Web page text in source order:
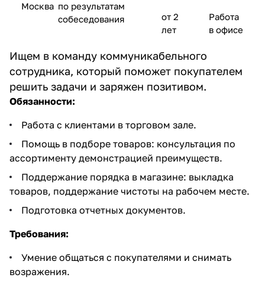
Москва по результатам
собеседования
от 2
лет
Работа
в офисе
Ищем в команду коммуникабельного
сотрудника, который поможет покупателем
решить задачи и заряжен позитивом.
Обязанности:
Работа с клиентами в торговом зале.
Помощь в подборе товаров: консультация по
ассортименту демонстрацией преимуществ.
Поддержание порядка в магазине: выкладка
товаров, поддержание чистоты на рабочем месте.
Подготовка отчетных документов.
Требования:
Умение общаться с покупателями и снимать
возражения.